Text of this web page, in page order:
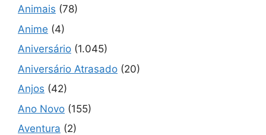
Animais (78)
Anime (4)
Aniversário (1.045)
Aniversário Atrasado (20)
Anjos (42)
Ano Novo (155)
Aventura (2)